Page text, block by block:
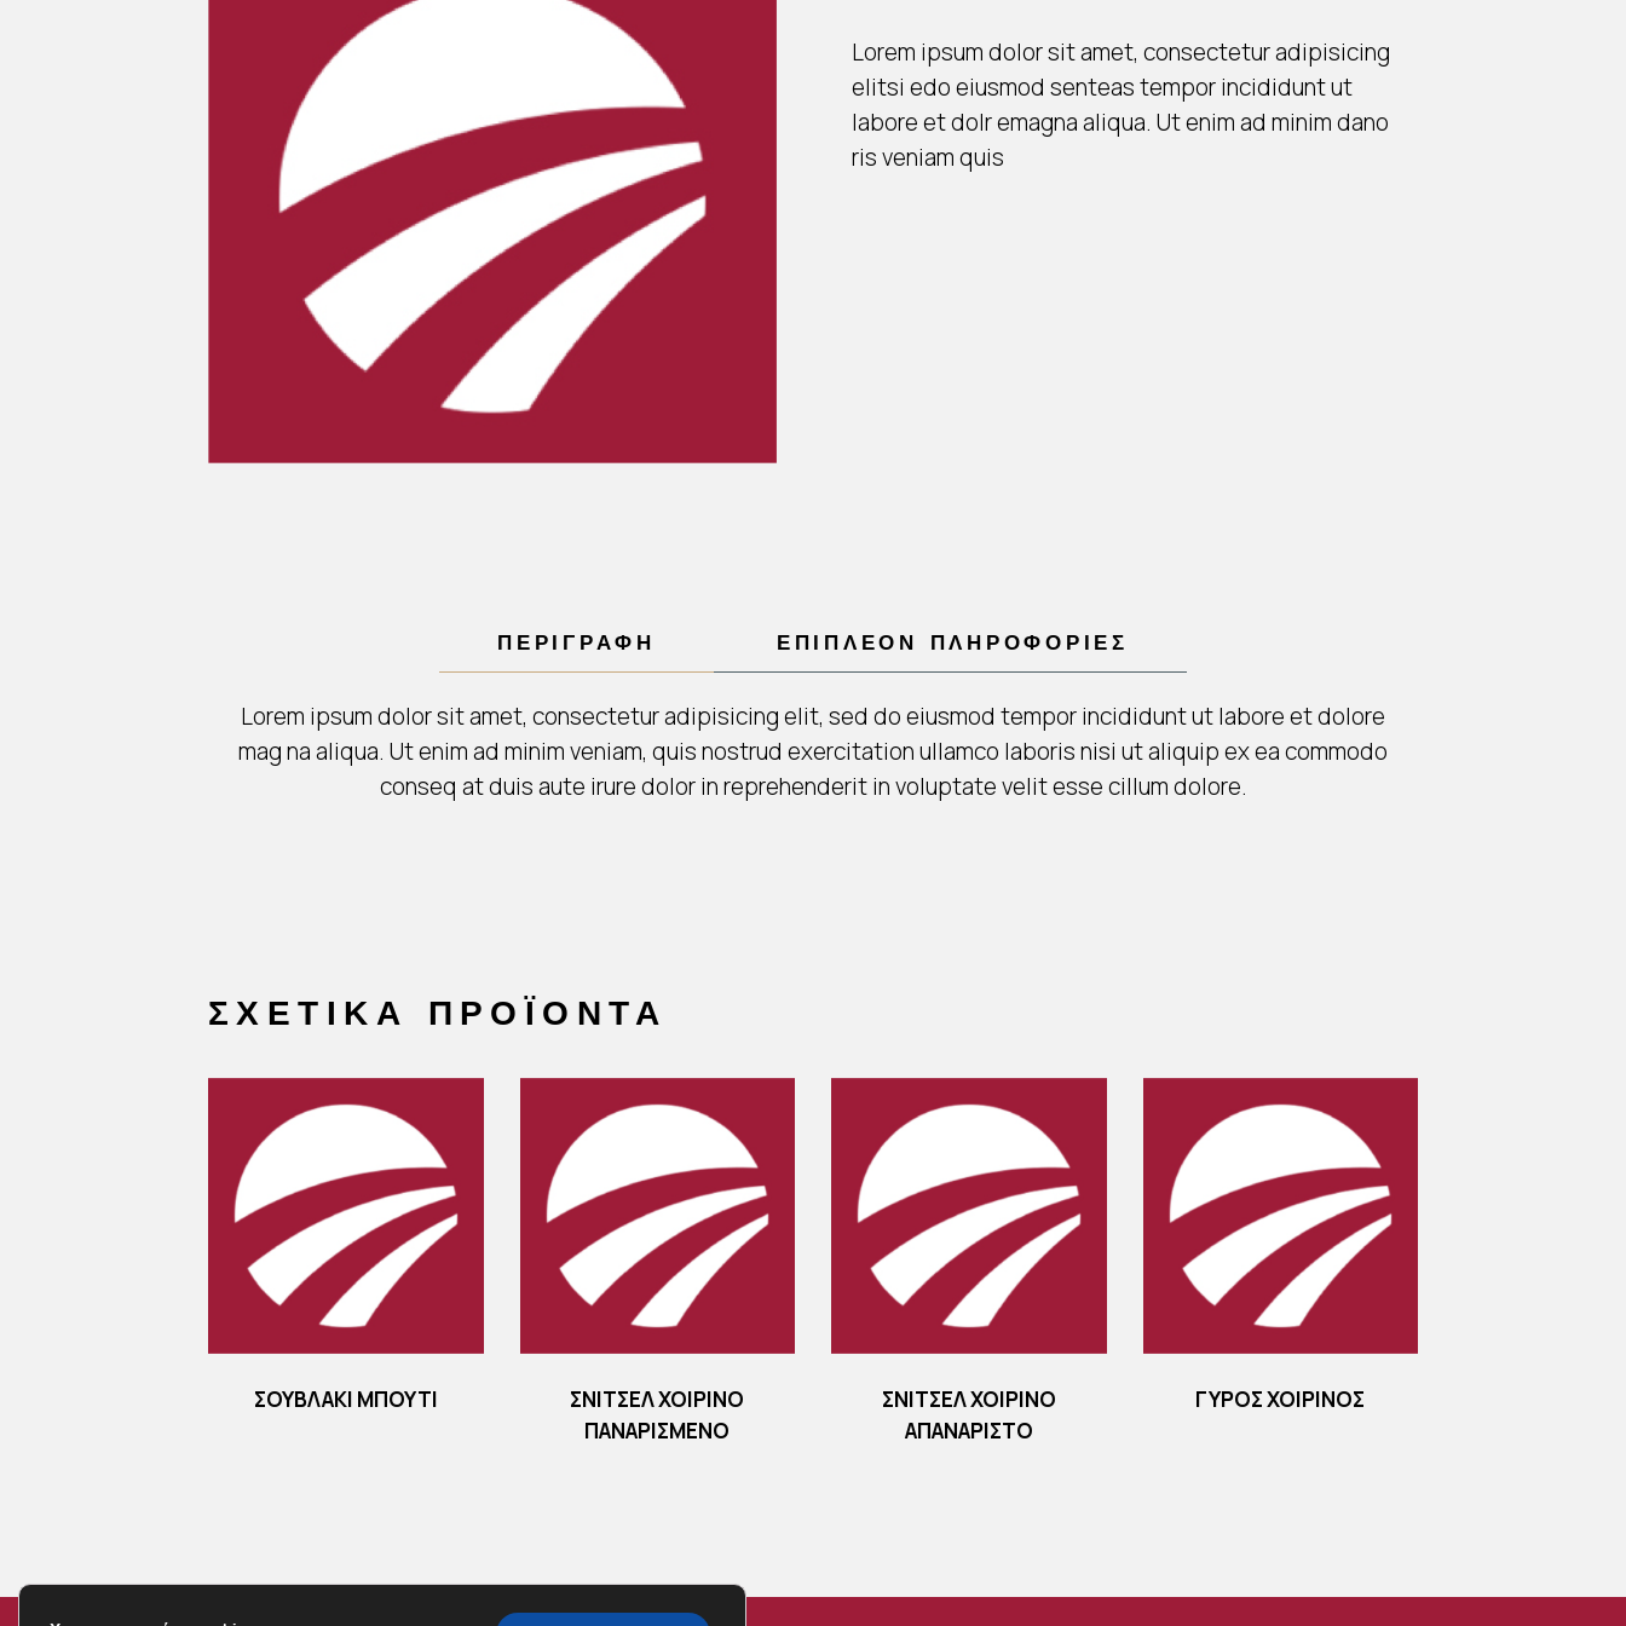
Lorem ipsum dolor sit amet, consectetur adipisicing
elitsi edo eiusmod senteas tempor incididunt ut
labore et dolr emagna aliqua. Ut enim ad minim dano
ris veniam quis
ΠΕΡΙΓΡΑΦΉ ΕΠΙΠΛΈΟΝ ΠΛΗΡΟΦΟΡΊΕΣ
Lorem ipsum dolor sit amet, consectetur adipisicing elit, sed do eiusmod tempor incididunt ut labore et dolore
mag na aliqua. Ut enim ad minim veniam, quis nostrud exercitation ullamco laboris nisi ut aliquip ex ea commodo
conseq at duis aute irure dolor in reprehenderit in voluptate velit esse cillum dolore.
ΣΧΕΤΙΚΆ ΠΡΟΪΌΝΤΑ
ΣΟΥΒΛΑΚΙ ΜΠΟΥΤΙ
ΣΝΙΤΣΕΛ ΧΟΙΡΙΝΟ
ΠΑΝΑΡΙΣΜΕΝΟ
ΣΝΙΤΣΕΛ ΧΟΙΡΙΝΟ
ΑΠΑΝΑΡΙΣΤΟ
ΓΥΡΟΣ ΧΟΙΡΙΝΟΣ